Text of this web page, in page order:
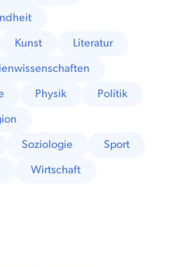
Kunst
Literatur
Physik
Politik
Soziologie
Sport
Wirtschaft